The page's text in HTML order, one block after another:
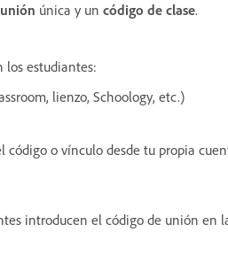
única y un código de clase.
los estudiantes:
lienzo, Schoology, etc.)
código o vínculo desde tu propia
introducen el código de unión en